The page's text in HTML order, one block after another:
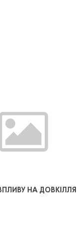
НА ДОВКІЛЛЯ